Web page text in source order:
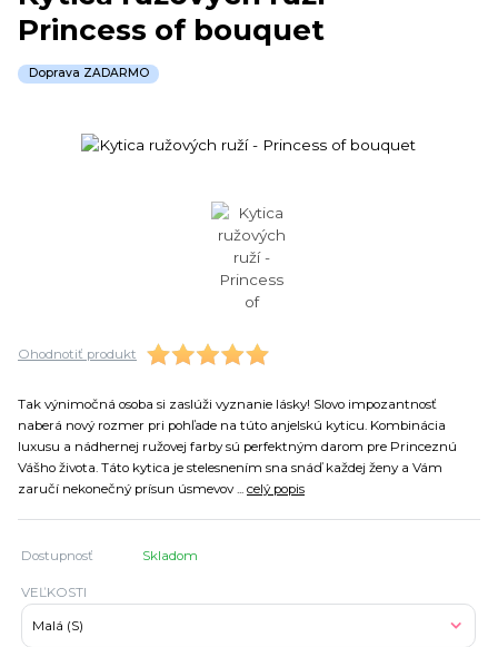
Princess of bouquet
Doprava ZADARMO
Ohodnotiť produkt
Tak výnimočná osoba si zaslúži vyznanie lásky! Slovo impozantnosť
naberá nový rozmer pri pohľade na túto anjelskú kyticu. Kombinácia
luxusu a nádhernej ružovej farby sú perfektným darom pre Princeznú
Vášho života. Táto kytica je stelesnením sna snáď každej ženy a Vám
zaručí nekonečný prísun úsmevov ... celý popis
Dostupnosť Skladom
VEĽKOSTI